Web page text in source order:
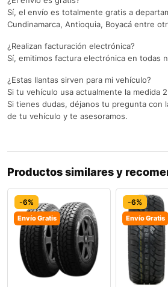
Sí, el envío es totalmente gratis a
Cundinamarca, Antioquia, Boyacá entre
¿Realizan facturación electrónica?
Sí, emitimos factura electrónica en todas
¿Estas llantas sirven para mi vehículo?
Si tu vehículo usa actualmente la medida
Si tienes dudas, déjanos tu pregunta con
de tu vehículo y te asesoramos.
Productos similares y
-6%
Envío Gratis
-6%
Envío Gratis